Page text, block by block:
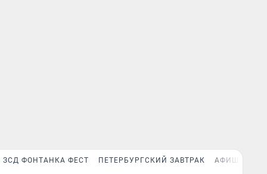
ЗСД ФОНТАНКА ФЕСТ ПЕТЕРБУРГСКИЙ ЗАВТРАК АФИША PLUS